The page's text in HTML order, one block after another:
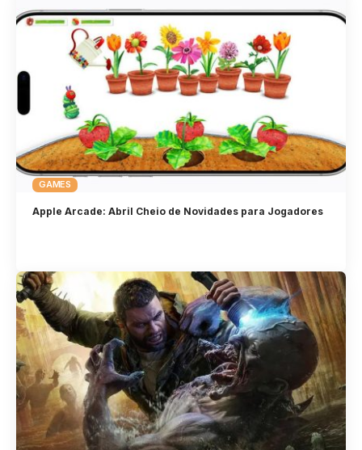
GAMES
Apple Arcade: Abril Cheio de Novidades para Jogadores